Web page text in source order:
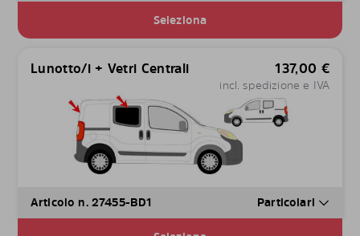
Seleziona
Lunotto/i + Vetri Centrali 137,00 €
incl. spedizione e IVA
Articolo n. 27455-BD1 Particolari